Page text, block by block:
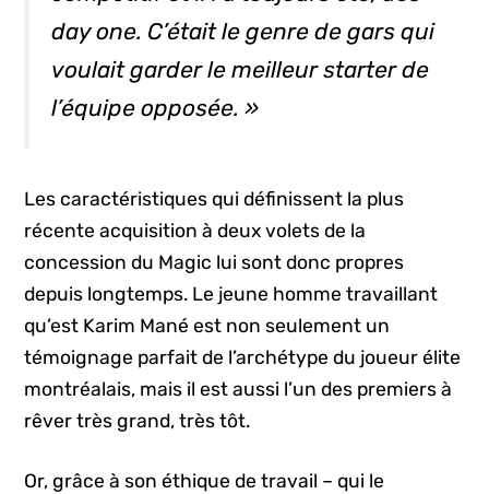
day one. C’était le genre de gars qui
voulait garder le meilleurstarterde
l’équipe opposée. »
Les caractéristiques qui définissent la plus
récente acquisition à deux volets de la
concession du Magic lui sont donc propres
depuis longtemps. Le jeune homme travaillant
qu’est Karim Mané est non seulement un
témoignage parfait de l’archétype du joueur élite
montréalais, mais il est aussi l’un des premiers à
rêver très grand, très tôt.
Or, grâce à son éthique de travail – qui le